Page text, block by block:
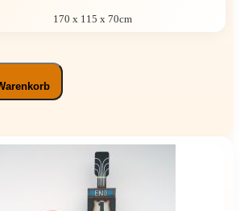
170 x 115 x 70cm